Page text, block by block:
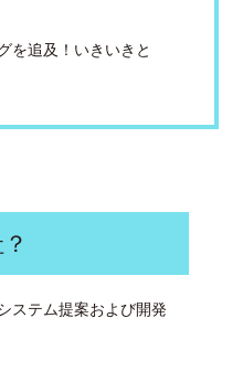
を追及！いきいきと
ステム提案および開発